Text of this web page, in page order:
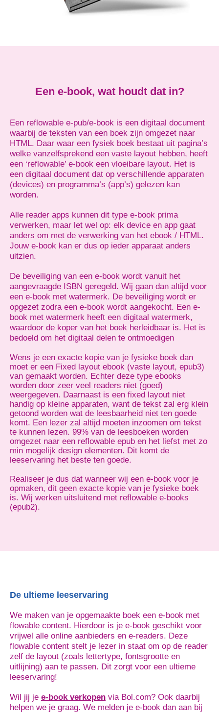
Een e-book, wat houdt dat in?
Een reflowable e-pub/e-book is een digitaal document
waarbij de teksten van een boek zijn omgezet naar
HTML. Daar waar een fysiek boek bestaat uit pagina’s
welke vanzelfsprekend een vaste layout hebben, heeft
een ‘reflowable’ e-book een vloeibare layout. Het is
een digitaal document dat op verschillende apparaten
(devices) en programma’s (app’s) gelezen kan
worden.
Alle reader apps kunnen dit type e-book prima
verwerken, maar let wel op: elk device en app gaat
anders om met de verwerking van het ebook / HTML.
Jouw e-book kan er dus op ieder apparaat anders
uitzien.
De beveiliging van een e-book wordt vanuit het
aangevraagde ISBN geregeld. Wij gaan dan altijd voor
een e-book met watermerk. De beveiliging wordt er
opgezet zodra een e-book wordt aangekocht. Een e-
book met watermerk heeft een digitaal watermerk,
waardoor de koper van het boek herleidbaar is. Het is
bedoeld om het digitaal delen te ontmoedigen
Wens je een exacte kopie van je fysieke boek dan
moet er een Fixed layout ebook (vaste layout, epub3)
van gemaakt worden. Echter deze type ebooks
worden door zeer veel readers niet (goed)
weergegeven. Daarnaast is een fixed layout niet
handig op kleine apparaten, want de tekst zal erg klein
getoond worden wat de leesbaarheid niet ten goede
komt. Een lezer zal altijd moeten inzoomen om tekst
te kunnen lezen. 99% van de leesboeken worden
omgezet naar een reflowable epub en het liefst met zo
min mogelijk design elementen. Dit komt de
leeservaring het beste ten goede.
Realiseer je dus dat wanneer wij een e-book voor je
opmaken, dit geen exacte kopie van je fysieke boek
is. Wij werken uitsluitend met reflowable e-books
(epub2).
De ultieme leeservaring
We maken van je opgemaakte boek een e-book met
flowable content. Hierdoor is je e-book geschikt voor
vrijwel alle online aanbieders en e-readers. Deze
flowable content stelt je lezer in staat om op de reader
zelf de layout (zoals lettertype, fontsgrootte en
uitlijning) aan te passen. Dit zorgt voor een ultieme
leeservaring!
Wil jij je e-book verkopen via Bol.com? Ook daarbij
helpen we je graag. We melden je e-book dan aan bij